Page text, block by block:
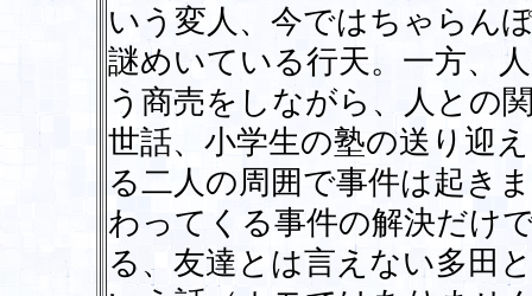
いう変人、今ではちゃらん
謎めいている行天。一方、
う商売をしながら、人との
世話、小学生の塾の送り迎
る二人の周囲で事件は起き
わってくる事件の解決だけ
る、友達とは言えない多田